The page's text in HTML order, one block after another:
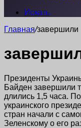
Искать
Главная/завершили
Президенты
Байден завершили
длились 1,5 часа.
украинского
стран начали с
Зеленскому о его